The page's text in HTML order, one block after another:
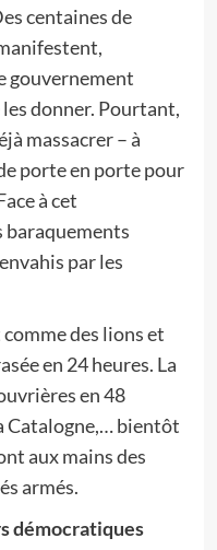
centaines de
gouvernement
donner. Pourtant,
massacrer – à
porte en porte pour
à cet
baraquements
par les
des lions et
en 24 heures. La
en 48
Catalogne,… bientôt
aux mains des
armés.
démocratiques